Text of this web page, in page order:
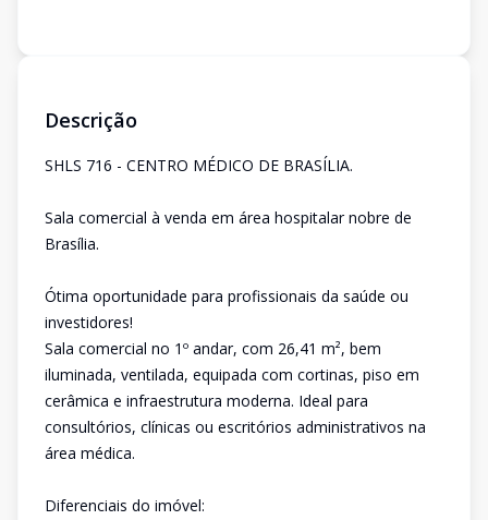
Descrição
SHLS 716 - CENTRO MÉDICO DE BRASÍLIA.
Sala comercial à venda em área hospitalar nobre de
Brasília.
Ótima oportunidade para profissionais da saúde ou
investidores!
Sala comercial no 1º andar, com 26,41 m², bem
iluminada, ventilada, equipada com cortinas, piso em
cerâmica e infraestrutura moderna. Ideal para
consultórios, clínicas ou escritórios administrativos na
área médica.
Diferenciais do imóvel: